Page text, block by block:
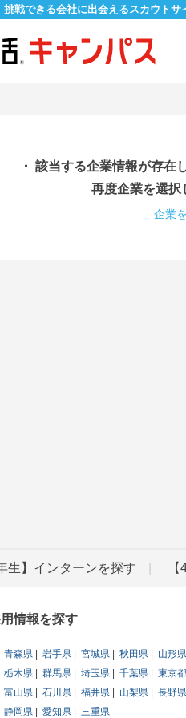
挑戦できる会社に出会えるスカウトサ
・ 該当する企業情報が存在
再度企業を選択
企業
生】インターンを探す
情報を探す
青森県 岩手県 宮城県 秋田県 山形県
栃木県 群馬県 埼玉県 千葉県 東京都
富山県 石川県 福井県 山梨県
長野県
静岡県 愛知県 三重県